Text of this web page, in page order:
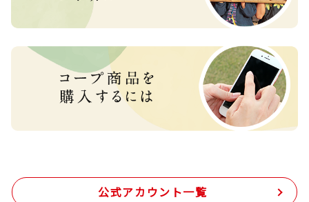
公式アカウント一覧